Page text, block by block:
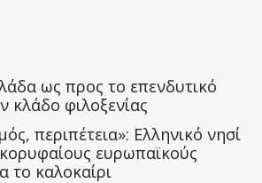
ως προς το επενδυτικό
κλάδο φιλοξενίας
περιπέτεια»: Ελληνικό νησί
ευρωπαϊκούς
το καλοκαίρι